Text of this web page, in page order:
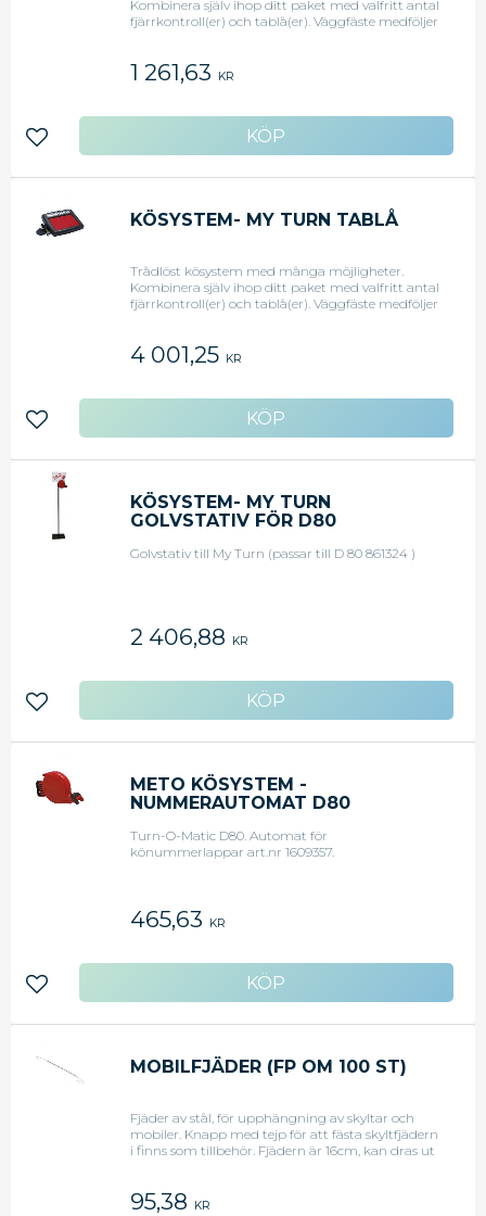
Kombinera själv ihop ditt paket med valfritt antal
fjärrkontroll(er) och tablå(er). Väggfäste medföljer
visas på tablån, 9V batteri medföljer
1 261,63 KR
Lägg till i favoriter
KÖSYSTEM- MY TURN TABLÅ
Trådlöst kösystem med många möjligheter.
Kombinera själv ihop ditt paket med valfritt antal
fjärrkontroll(er) och tablå(er). Väggfäste medföljer
visas på tablån, 9V batteri medföljer. Fjärrkontroll
ingår ej utan beställs separat.
4 001,25 KR
Lägg till i favoriter
KÖSYSTEM- MY TURN
GOLVSTATIV FÖR D80
Golvstativ till My Turn (passar till D 80 861324 )
2 406,88 KR
Lägg till i favoriter
METO KÖSYSTEM -
NUMMERAUTOMAT D80
Turn-O-Matic D80. Automat för
könummerlappar art.nr 1609357.
465,63 KR
Lägg till i favoriter
MOBILFJÄDER (FP OM 100 ST)
Fjäder av stål, för upphängning av skyltar och
mobiler. Knapp med tejp för att fästa skyltfjädern
i finns som tillbehör. Fjädern är 16cm, kan dras ut
95,38 KR